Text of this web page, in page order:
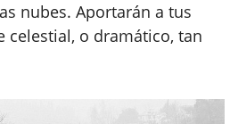
nubes. Aportarán a tus
celestial, o dramático, tan